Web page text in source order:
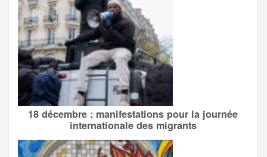
18 décembre : manifestations pour la journée
internationale des migrants